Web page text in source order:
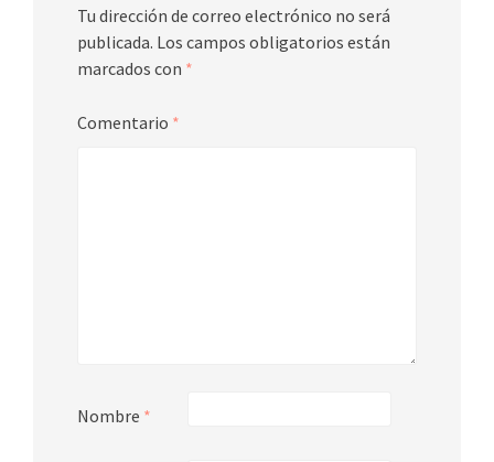
Tu dirección de correo electrónico no será
publicada. Los campos obligatorios están
marcados con *
Comentario *
Nombre *